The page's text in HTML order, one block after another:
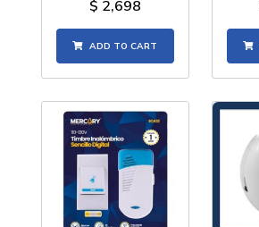
$ 2,698
ADD TO CART